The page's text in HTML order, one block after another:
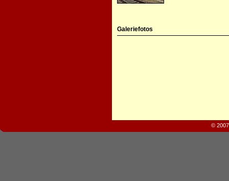
Galeriefotos
©